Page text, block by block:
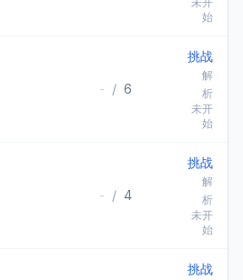
始
- / 6
挑战
解
析
未开
始
- / 4
挑战
解
析
未开
始
挑战